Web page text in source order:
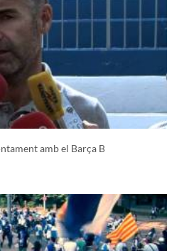
amb el Barça B